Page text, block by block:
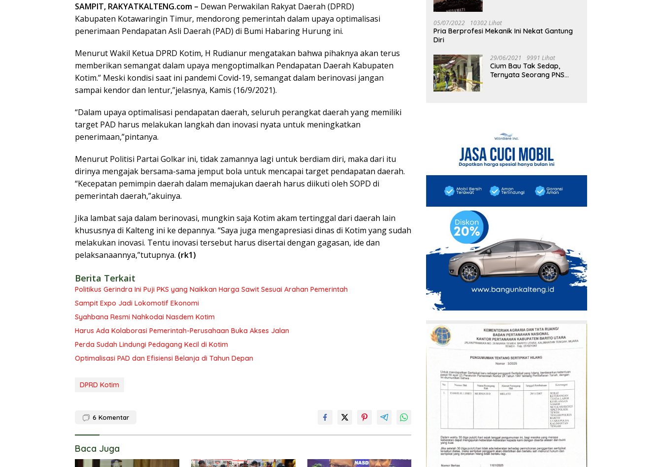
SAMPIT, RAKYATKALTENG.com – Dewan Perwakilan Rakyat Daerah (DPRD)
Kabupaten Kotawaringin Timur, mendorong pemerintah dalam upaya optimalisasi
penerimaan Pendapatan Asli Daerah (PAD) di Bumi Habaring Hurung ini.
Menurut Wakil Ketua DPRD Kotim, H Rudianur mengatakan bahwa pihaknya akan terus
memberikan semangat dalam upaya mengoptimalkan Pendapatan Daerah Kabupaten
Kotim.” Meski kondisi saat ini pandemi Covid-19, semangat dalam berinovasi jangan
sampai kendor dan lentur,”jelasnya, Kamis (16/9/2021).
“Dalam upaya optimalisasi pendapatan daerah, seluruh perangkat daerah yang memiliki
target PAD harus melakukan langkah dan inovasi nyata untuk meningkatkan
penerimaan,”pintanya.
Menurut Politisi Partai Golkar ini, tidak zamannya lagi untuk berdiam diri, maka dari itu
dirinya mengajak bersama-sama jemput bola untuk mencapai target pendapatan daerah.
“Kecepatan pemimpin daerah dalam memajukan daerah harus diikuti oleh SOPD di
pemerintah daerah,”akuinya.
Jika lambat saja dalam berinovasi, mungkin saja Kotim akam tertinggal dari daerah lain
khususnya di Kalteng ini ke depannya. “Saya juga mengapresiasi dinas di Kotim yang sudah
melakukan inovasi. Tentu inovasi tersebut harus disertai dengan gagasan, ide dan
pelaksanaannya,”tutupnya. (rk1)
Berita Terkait
Politikus Gerindra Ini Puji PKS yang Naikkan Harga Sawit Sesuai Arahan Pemerintah
Sampit Expo Jadi Lokomotif Ekonomi
Syahbana Resmi Nahkodai Nasdem Kotim
Harus Ada Kolaborasi Pemerintah-Perusahaan Buka Akses Jalan
Perda Sudah Lindungi Pedagang Kecil di Kotim
Optimalisasi PAD dan Efisiensi Belanja di Tahun Depan
DPRD Kotim
6 Komentar
Baca Juga
05/07/2022 10302 Lihat
Pria Berprofesi Mekanik Ini Nekat Gantung
Diri
29/06/2021 9991 Lihat
Cium Bau Tak Sedap,
Ternyata Seorang PNS